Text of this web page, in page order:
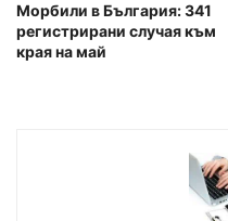
Морбили в България: 341
регистрирани случая към
края на май